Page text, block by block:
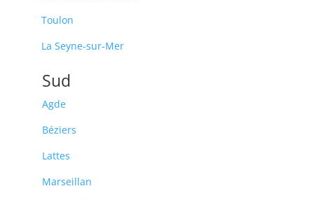
Toulon
La Seyne-sur-Mer
Sud
Agde
Béziers
Lattes
Marseillan